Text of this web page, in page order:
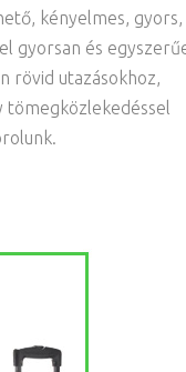
kényelmes, gyors,
gyorsan és
rövid utazásokhoz,
tömegközlekedéssel